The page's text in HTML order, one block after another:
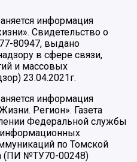
информация
Свидетельство о
80947, выдано
в сфере связи,
и массовых
23.04.2021г.
информация
Регион». Газета
Федеральной службы
информационных
по Томской
(ПИ №ТУ70-00248)